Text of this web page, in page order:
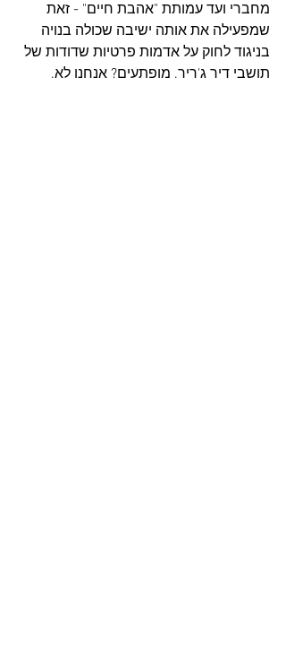
מחברי ועד עמותת "אהבת חיים" - זאת
שמפעילה את אותה ישיבה שכולה בנויה
בניגוד לחוק על אדמות פרטיות שדודות של
תושבי דיר ג'ריר. מופתעים? אנחנו לא.